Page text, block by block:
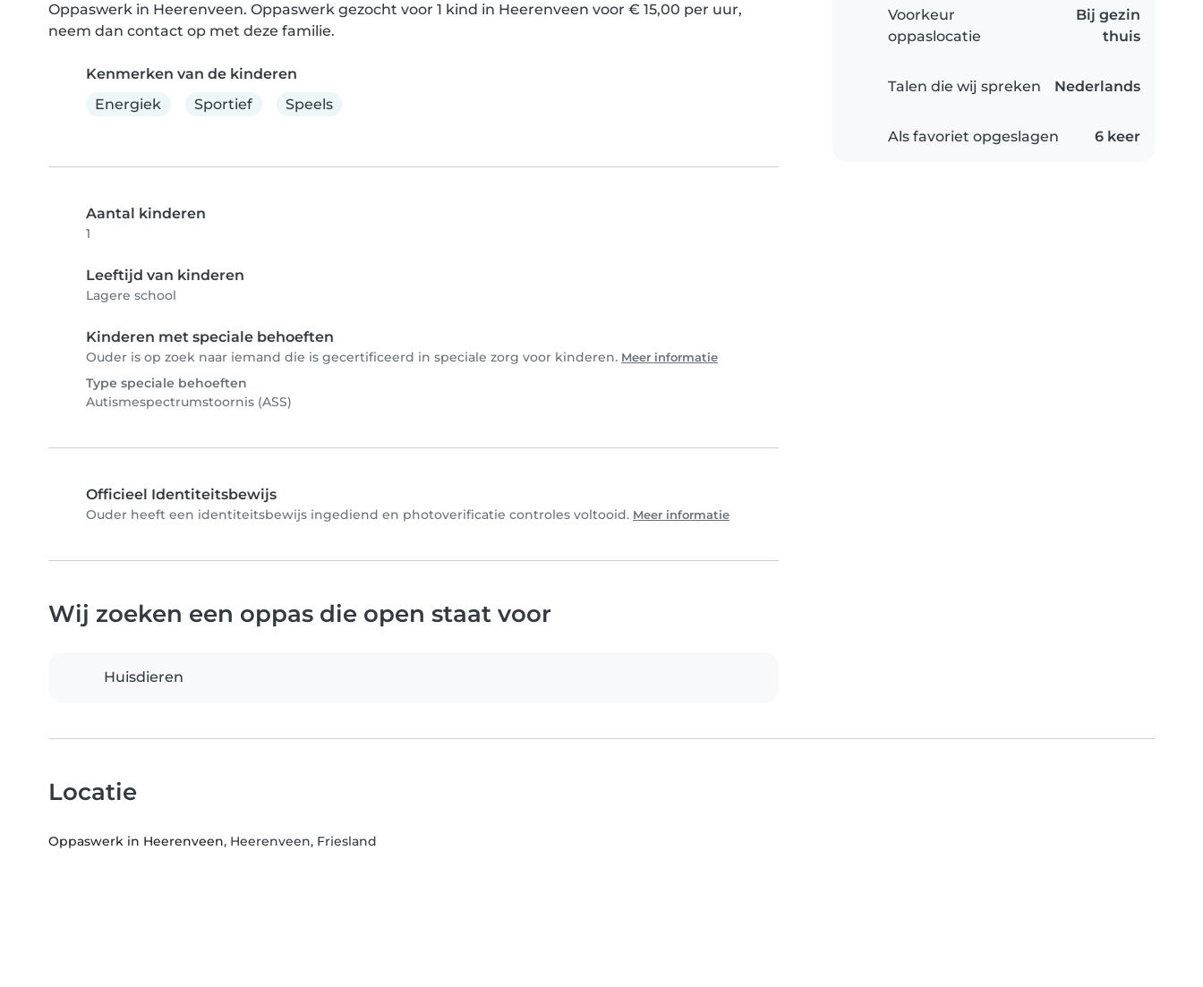
Oppaswerk in Heerenveen. Oppaswerk gezocht voor 1 kind in Heerenveen voor € 15,00 per uur,
neem dan contact op met deze familie.
Kenmerken van de kinderen
Energiek
Sportief Speels
Aantal kinderen
1
Leeftijd van kinderen
Lagere school
Kinderen met speciale behoeften
Ouder is op zoek naar iemand die is gecertificeerd in speciale zorg voor kinderen. Meer informatie
Type speciale behoeften
Autismespectrumstoornis (ASS)
Officieel Identiteitsbewijs
Ouder heeft een identiteitsbewijs ingediend en photoverificatie controles voltooid. Meer informatie
Voorkeur
oppaslocatie
Bij gezin
thuis
Talen die wij spreken Nederlands
Als favoriet opgeslagen 6 keer
Wij zoeken een oppas die open staat voor
Huisdieren
Locatie
Oppaswerk in Heerenveen, Heerenveen, Friesland